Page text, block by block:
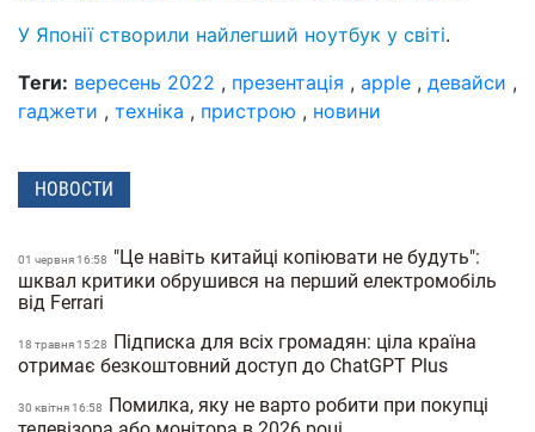
У Японії створили найлегший ноутбук у світі.
Теги: вересень 2022 , презентація , apple , девайси ,
гаджети , техніка , пристрою , новини
НОВОСТИ
01 червня 16:58
"Це навіть китайці копіювати не будуть":
шквал критики обрушився на перший електромобіль
від Ferrari
18 травня 15:28
Підписка для всіх громадян: ціла країна
отримає безкоштовний доступ до ChatGPT Plus
30 квiтня 16:58
Помилка, яку не варто робити при покупці